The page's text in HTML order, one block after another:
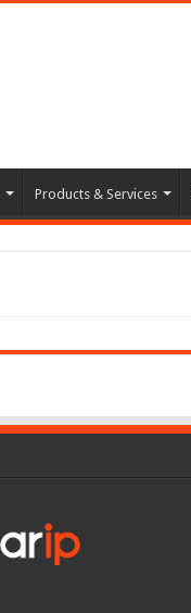
Products & Services